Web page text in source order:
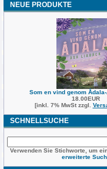
NEUE PRODUKTE
Som en vind genom
18.00EUR
[inkl. 7% MwSt zzgl.
SCHNELLSUCHE
Verwenden Sie Stichworte, um
erweiterte